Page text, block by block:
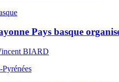
Pays basque
BIARD
Pyrénées